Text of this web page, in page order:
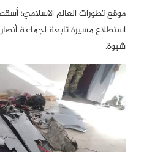
موقع تطورات العالم الاسلامي؛
استطلاع مسيرة تابعة لجماعة
شبوة.